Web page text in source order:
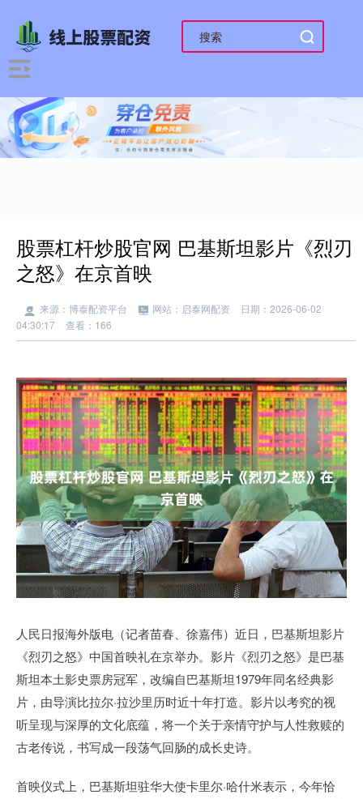
股票杠杆炒股官网 巴基斯坦影片《烈刃
之怒》在京首映
来源：博泰配资平台 网站：启泰网配资
日期：2026-06-02
04:30:17
查看：166
人民日报海外版电（记者苗春、徐嘉伟）近日，巴基斯坦影片
《烈刃之怒》中国首映礼在京举办。影片《烈刃之怒》是巴基
斯坦本土影史票房冠军，改编自巴基斯坦1979年同名经典影
片，由导演比拉尔·拉沙里历时近十年打造。影片以考究的视
听呈现与深厚的文化底蕴，将一个关于亲情守护与人性救赎的
古老传说，书写成一段荡气回肠的成长史诗。
首映仪式上，巴基斯坦驻华大使卡里尔·哈什米表示，今年恰